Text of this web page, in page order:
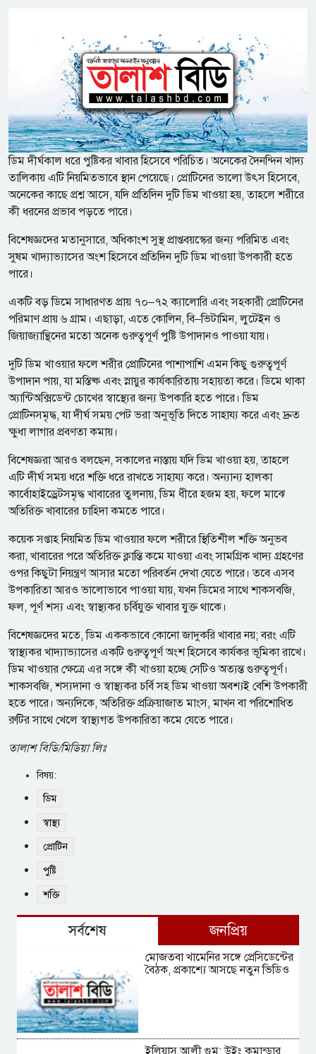
ডিম দীর্ঘকাল ধরে পুষ্টিকর খাবার হিসেবে পরিচিত। অনেকের দৈনন্দিন খাদ্য
তালিকায় এটি নিয়মিতভাবে স্থান পেয়েছে। প্রোটিনের ভালো উৎস হিসেবে,
অনেকের কাছে প্রশ্ন আসে, যদি প্রতিদিন দুটি ডিম খাওয়া হয়, তাহলে শরীরে
কী ধরনের প্রভাব পড়তে পারে।
বিশেষজ্ঞদের মতানুসারে, অধিকাংশ সুস্থ প্রাপ্তবয়স্কের জন্য পরিমিত এবং
সুষম খাদ্যাভ্যাসের অংশ হিসেবে প্রতিদিন দুটি ডিম খাওয়া উপকারী হতে
পারে।
একটি বড় ডিমে সাধারণত প্রায় ৭০–৭২ ক্যালোরি এবং সহকারী প্রোটিনের
পরিমাণ প্রায় ৬ গ্রাম। এছাড়া, এতে কোলিন, বি–ভিটামিন, লুটেইন ও
জিয়াজ্যান্থিনের মতো অনেক গুরুত্বপূর্ণ পুষ্টি উপাদানও পাওয়া যায়।
দুটি ডিম খাওয়ার ফলে শরীর প্রোটিনের পাশাপাশি এমন কিছু গুরুত্বপূর্ণ
উপাদান পায়, যা মস্তিষ্ক এবং স্নায়ুর কার্যকারিতায় সহায়তা করে। ডিমে থাকা
অ্যান্টিঅক্সিডেন্ট চোখের স্বাস্থ্যের জন্য উপকারি হতে পারে। ডিম
প্রোটিনসমৃদ্ধ, যা দীর্ঘ সময় পেট ভরা অনুভূতি দিতে সাহায্য করে এবং দ্রুত
ক্ষুধা লাগার প্রবণতা কমায়।
বিশেষজ্ঞরা আরও বলছেন, সকালের নাস্তায় যদি ডিম খাওয়া হয়, তাহলে
এটি দীর্ঘ সময় ধরে শক্তি ধরে রাখতে সাহায্য করে। অন্যান্য হালকা
কার্বোহাইড্রেটসমৃদ্ধ খাবারের তুলনায়, ডিম ধীরে হজম হয়, ফলে মাঝে
অতিরিক্ত খাবারের চাহিদা কমতে পারে।
কয়েক সপ্তাহ নিয়মিত ডিম খাওয়ার ফলে শরীরে স্থিতিশীল শক্তি অনুভব
করা, খাবারের পরে অতিরিক্ত ক্লান্তি কমে যাওয়া এবং সামগ্রিক খাদ্য গ্রহণের
ওপর কিছুটা নিয়ন্ত্রণ আসার মতো পরিবর্তন দেখা যেতে পারে। তবে এসব
উপকারিতা আরও ভালোভাবে পাওয়া যায়, যখন ডিমের সাথে শাকসবজি,
ফল, পূর্ণ শস্য এবং স্বাস্থ্যকর চর্বিযুক্ত খাবার যুক্ত থাকে।
বিশেষজ্ঞদের মতে, ডিম এককভাবে কোনো জাদুকরি খাবার নয়; বরং এটি
স্বাস্থ্যকর খাদ্যাভ্যাসের একটি গুরুত্বপূর্ণ অংশ হিসেবে কার্যকর ভূমিকা রাখে।
ডিম খাওয়ার ক্ষেত্রে এর সঙ্গে কী খাওয়া হচ্ছে সেটিও অত্যন্ত গুরুত্বপূর্ণ।
শাকসবজি, শস্যদানা ও স্বাস্থ্যকর চর্বি সহ ডিম খাওয়া অবশ্যই বেশি উপকারী
হতে পারে। অন্যদিকে, অতিরিক্ত প্রক্রিয়াজাত মাংস, মাখন বা পরিশোধিত
রুটির সাথে খেলে স্বাস্থ্যগত উপকারিতা কমে যেতে পারে।
তালাশ বিডি/মিডিয়া লিঃ
বিষয়:
ডিম
স্বাস্থ্য
প্রোটিন
পুষ্টি
শক্তি
সর্বশেষ জনপ্রিয়
মোজতবা খামেনির সঙ্গে প্রেসিডেন্টের
বৈঠক, প্রকাশ্যে আসছে নতুন ভিডিও
ইলিয়াস আলী গুম: উইং কমান্ডার